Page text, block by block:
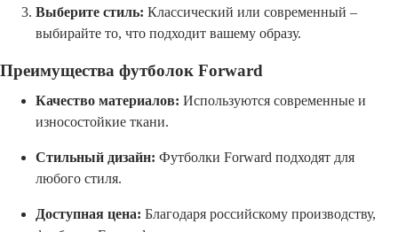
Выберите стиль: Классический или современный –
выбирайте то, что подходит вашему образу.
Преимущества футболок Forward
Качество материалов: Используются современные и
износостойкие ткани.
Стильный дизайн: Футболки Forward подходят для
любого стиля.
Доступная цена: Благодаря российскому производству,